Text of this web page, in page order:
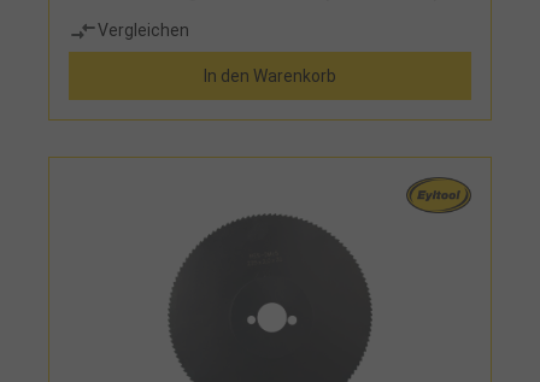
Vergleichen
In den Warenkorb